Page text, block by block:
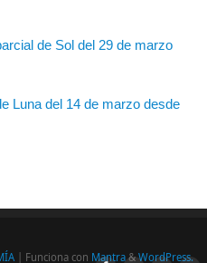
de Sol del 29 de marzo
Luna del 14 de marzo desde
| Funciona con Mantra&WordPress.